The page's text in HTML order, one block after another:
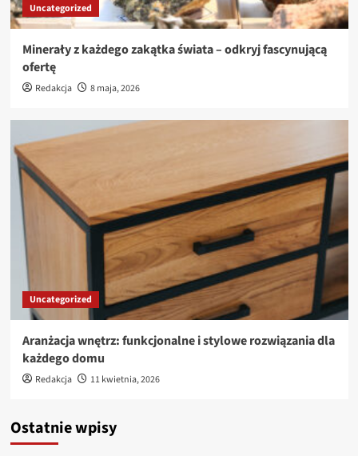
Uncategorized
Minerały z każdego zakątka świata – odkryj fascynującą
ofertę
Redakcja 8 maja, 2026
Uncategorized
Aranżacja wnętrz: funkcjonalne i stylowe rozwiązania dla
każdego domu
Redakcja 11 kwietnia, 2026
Ostatnie wpisy